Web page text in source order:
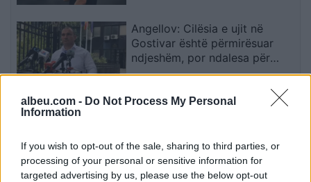
albeu.com - Do Not Process My Personal
Information
If you wish to opt-out of the sale, sharing to third parties, or
processing of your personal or sensitive information for
targeted advertising by us, please use the below opt-out
Angellov: Cilësia e ujit në
Gostivar është përmirësuar
ndjeshëm, por ndalesa për
konsum mbetet në fuqi
Kategorinë e Parë